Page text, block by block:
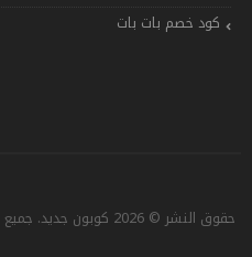
كود خصم بات بات
حقوق النشر © 2026 كوبون جديد. جميع الحقوق محفوظة. تصميم